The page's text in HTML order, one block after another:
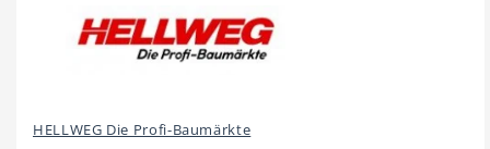
News
HELLWEG Die Profi-Baumärkte